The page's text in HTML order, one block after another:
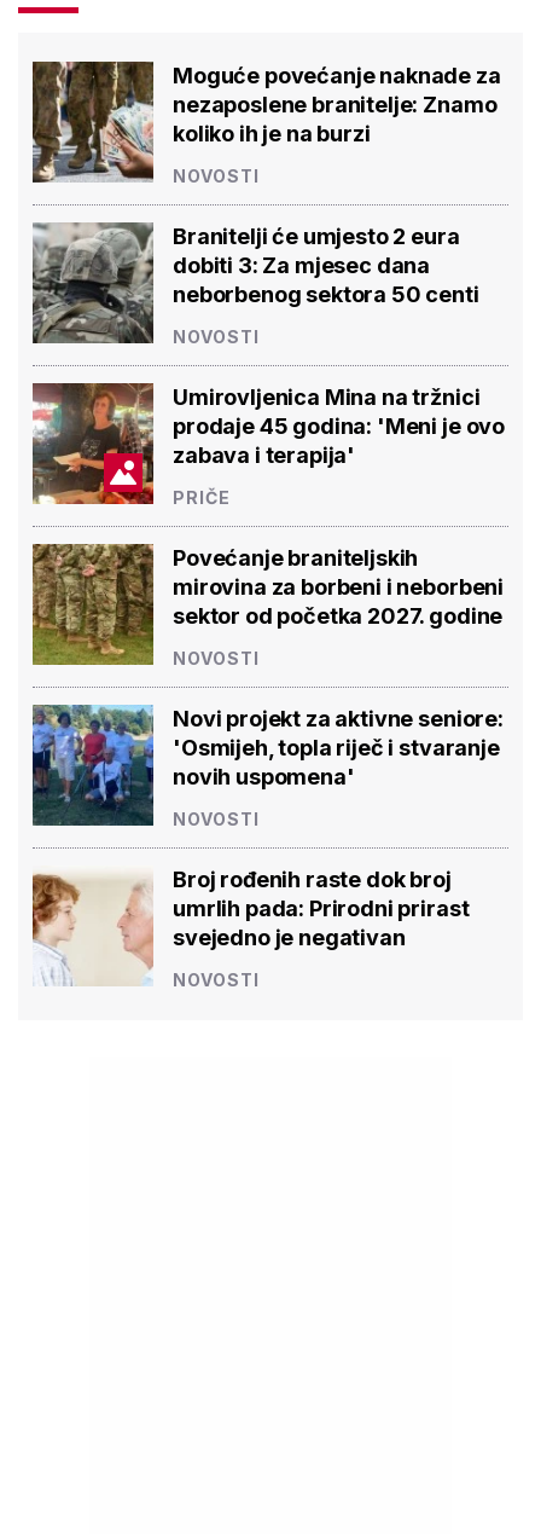
Moguće povećanje naknade za
nezaposlene branitelje: Znamo
koliko ih je na burzi
NOVOSTI
Branitelji će umjesto 2 eura
dobiti 3: Za mjesec dana
neborbenog sektora 50 centi
NOVOSTI
Umirovljenica Mina na tržnici
prodaje 45 godina: 'Meni je ovo
zabava i terapija'
PRIČE
Povećanje braniteljskih
mirovina za borbeni i neborbeni
sektor od početka 2027. godine
NOVOSTI
Novi projekt za aktivne seniore:
'Osmijeh, topla riječ i stvaranje
novih uspomena'
NOVOSTI
Broj rođenih raste dok broj
umrlih pada: Prirodni prirast
svejedno je negativan
NOVOSTI